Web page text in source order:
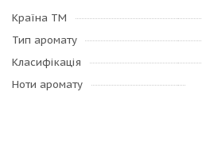
Країна ТМ
Тип аромату
Класифікація
Ноти аромату